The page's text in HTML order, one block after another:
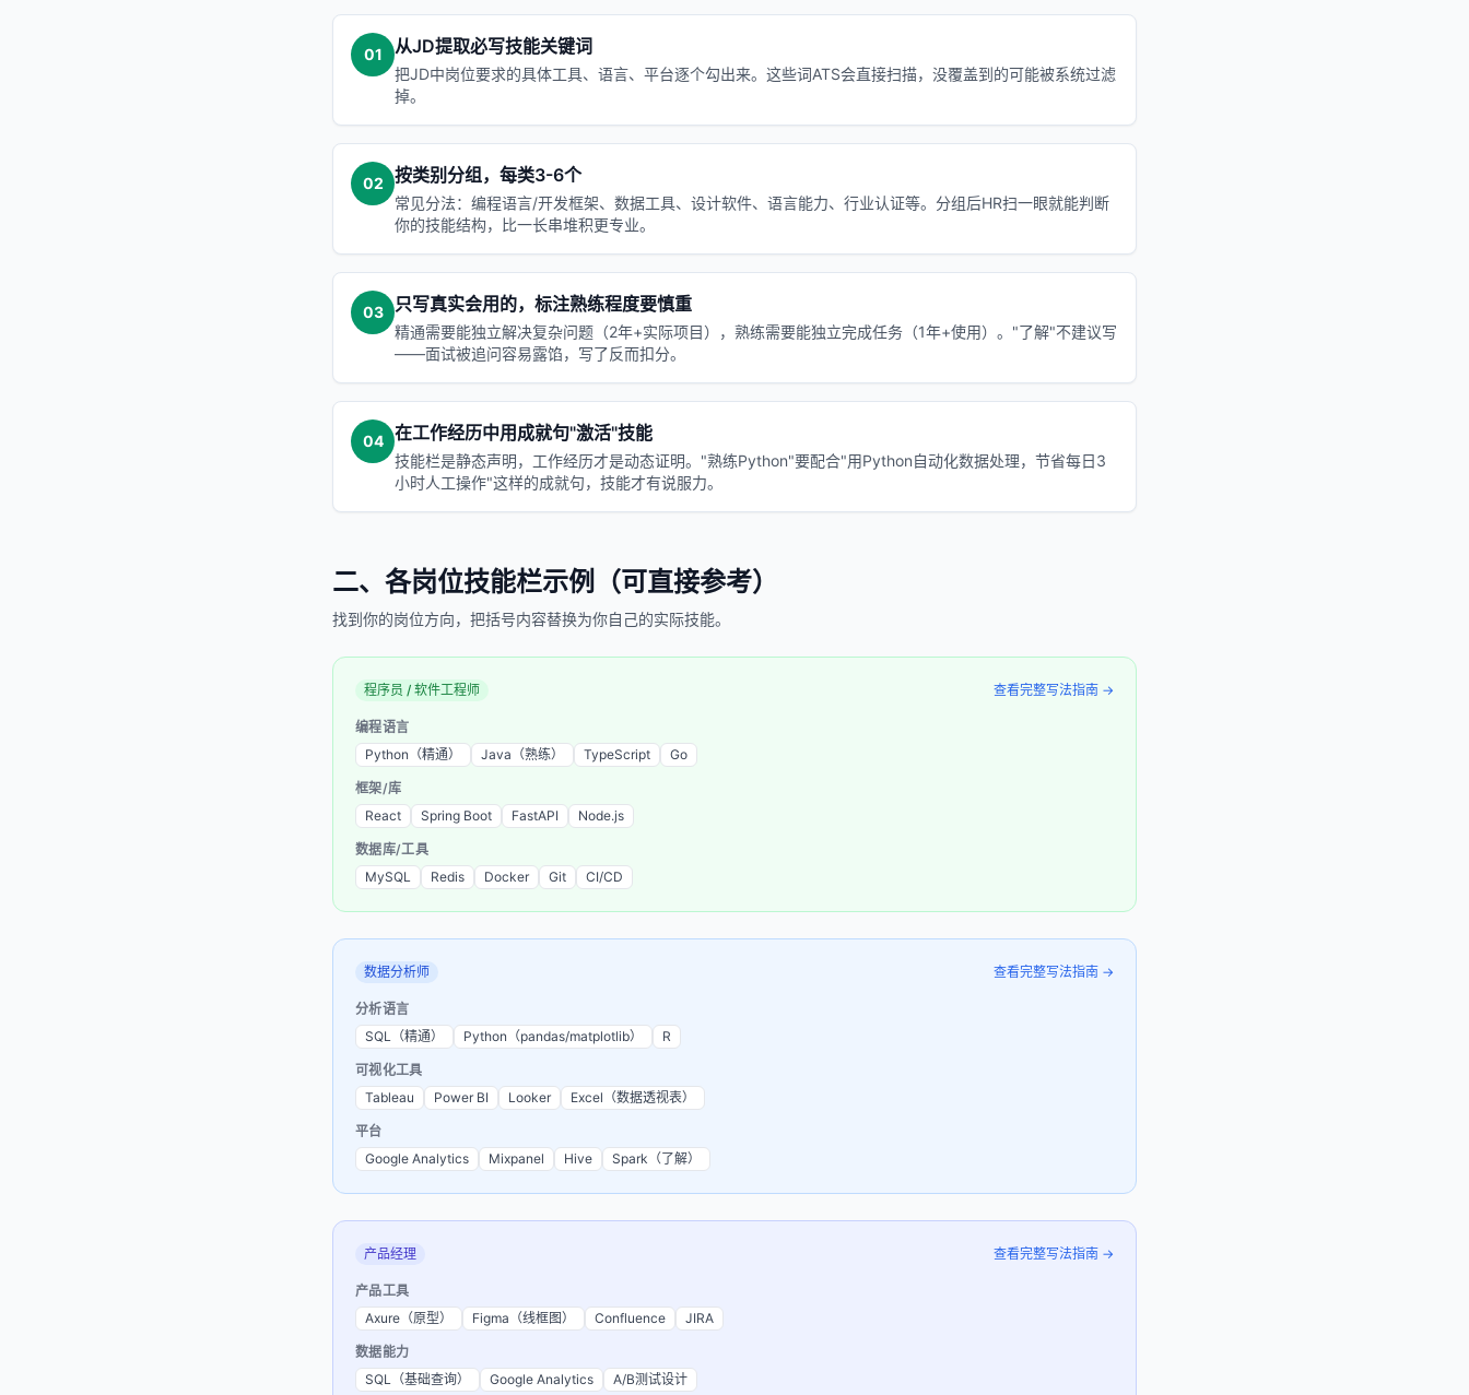
01 从JD提取必写技能关键词
把JD中岗位要求的具体工具、语言、平台逐个勾出来。这些词ATS会直接扫描，没覆盖到的可能被系统过滤
掉。
02 按类别分组，每类3-6个
常见分法：编程语言/开发框架、数据工具、设计软件、语言能力、行业认证等。分组后HR扫一眼就能判断
你的技能结构，比一长串堆积更专业。
03 只写真实会用的，标注熟练程度要慎重
精通需要能独立解决复杂问题（2年+实际项目），熟练需要能独立完成任务（1年+使用）。"了解"不建议写
——面试被追问容易露馅，写了反而扣分。
04 在工作经历中用成就句"激活"技能
技能栏是静态声明，工作经历才是动态证明。"熟练Python"要配合"用Python自动化数据处理，节省每日3
小时人工操作"这样的成就句，技能才有说服力。
二、各岗位技能栏示例（可直接参考）
找到你的岗位方向，把括号内容替换为你自己的实际技能。
程序员 / 软件工程师 查看完整写法指南 →
编程语言
Python（精通）
Java（熟练） TypeScript Go
框架/库
React
Spring Boot FastAPI Node.js
数据库/工具
MySQL
Redis Docker Git CI/CD
数据分析师 查看完整写法指南 →
分析语言
SQL（精通）
Python（pandas/matplotlib） R
可视化工具
Tableau
Power BI Looker Excel（数据透视表）
平台
Google Analytics
Mixpanel Hive Spark（了解）
产品经理 查看完整写法指南 →
产品工具
Axure（原型）
Figma（线框图） Confluence JIRA
数据能力
SQL（基础查询）
Google Analytics A/B测试设计